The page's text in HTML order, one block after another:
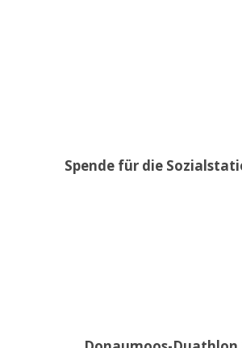
Spende für die